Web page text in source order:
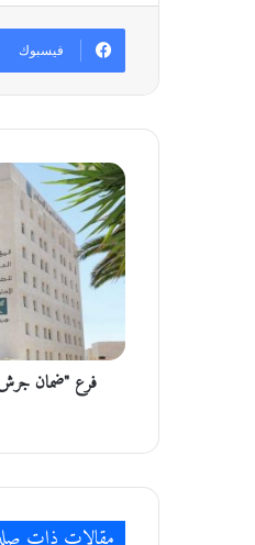
فيسبوك
ف
ر
ع
"
ض
م
ن
ج
ي
ق
فرع "ضمان جرش"